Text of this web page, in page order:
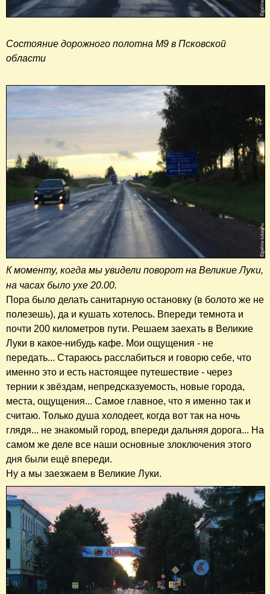
Состояние дорожного полотна М9 в Псковской
области
К моменту, когда мы увидели поворот на Великие Луки,
на часах было ухе 20.00.
Пора было делать санитарную остановку (в болото же не
полезешь), да и кушать хотелось. Впереди темнота и
почти 200 километров пути. Решаем заехать в Великие
Луки в какое-нибудь кафе. Мои ощущения - не
передать... Стараюсь расслабиться и говорю себе, что
именно это и есть настоящее путешествие - через
тернии к звёздам, непредсказуемость, новые города,
места, ощущения... Самое главное, что я именно так и
считаю. Только душа холодеет, когда вот так на ночь
глядя... не знакомый город, впереди дальняя дорога... На
самом же деле все наши основные злоключения этого
дня были ещё впереди.
Ну а мы заезжаем в Великие Луки.